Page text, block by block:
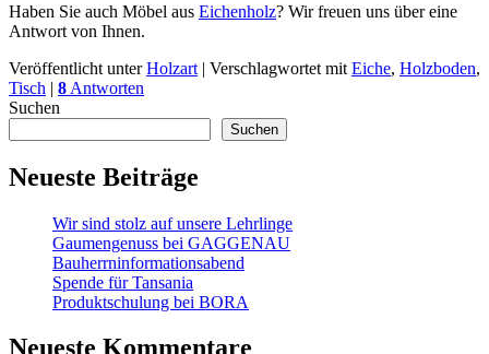
Haben Sie auch Möbel aus Eichenholz? Wir freuen uns über eine
Antwort von Ihnen.
Veröffentlicht unter Holzart | Verschlagwortet mit Eiche, Holzboden,
Tisch | 8 Antworten
Suchen
Suchen
Neueste Beiträge
Wir sind stolz auf unsere Lehrlinge
Gaumengenuss bei GAGGENAU
Bauherrninformationsabend
Spende für Tansania
Produktschulung bei BORA
Neueste Kommentare